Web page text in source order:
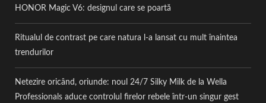
HONOR Magic V6: designul care se poartă
Ritualul de contrast pe care natura l-a lansat cu mult înaintea
trendurilor
Netezire oricând, oriunde: noul 24/7 Silky Milk de la Wella
Professionals aduce controlul firelor rebele într-un singur gest